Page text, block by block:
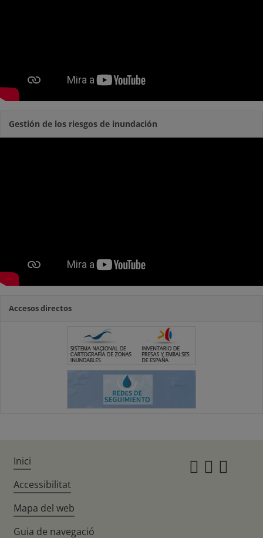
Gestión de los riesgos de inundación
Accesos directos
Inici
Accessibilitat
Mapa del web
Guia de navegació